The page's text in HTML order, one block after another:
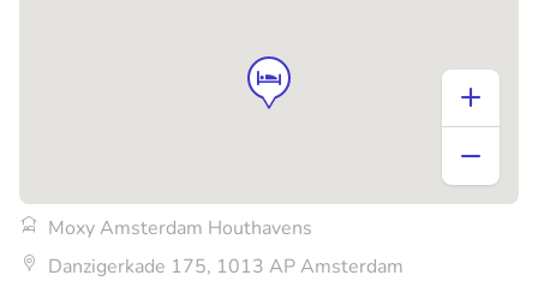
Moxy Amsterdam Houthavens
Danzigerkade 175, 1013 AP Amsterdam